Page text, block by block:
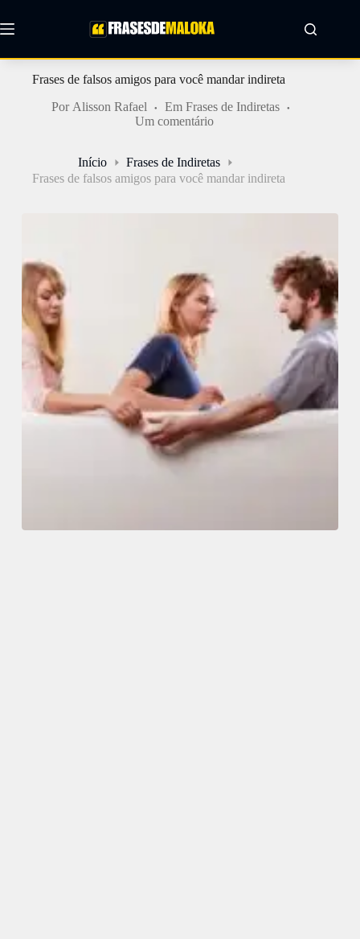
para
o
Frases de falsos amigos para você mandar indireta
Por Alisson Rafael Em Frases de Indiretas
Um comentário
Início
Frases de Indiretas
Frases de falsos amigos para você mandar indireta